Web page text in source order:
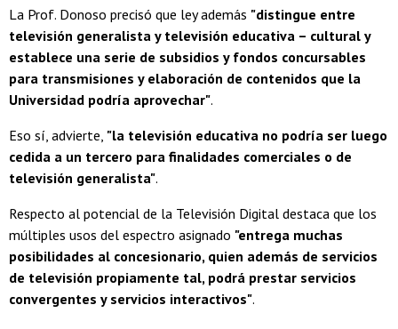
La Prof. Donoso precisó que ley además "distingue entre
televisión generalista y televisión educativa – cultural y
establece una serie de subsidios y fondos concursables
para transmisiones y elaboración de contenidos que la
Universidad podría aprovechar".
Eso sí, advierte, "la televisión educativa no podría ser luego
cedida a un tercero para finalidades comerciales o de
televisión generalista".
Respecto al potencial de la Televisión Digital destaca que los
múltiples usos del espectro asignado "entrega muchas
posibilidades al concesionario, quien además de servicios
de televisión propiamente tal, podrá prestar servicios
convergentes y servicios interactivos".